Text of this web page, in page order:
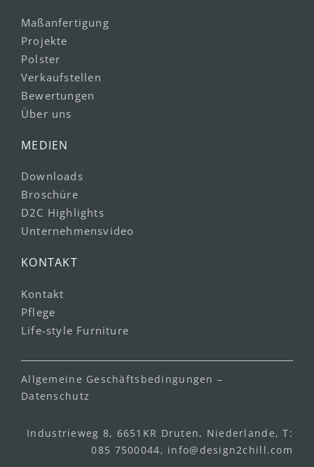
Maßanfertigung
Projekte
Polster
Verkaufstellen
Bewertungen
Über uns
MEDIEN
Downloads
Broschüre
D2C Highlights
Unternehmensvideo
KONTAKT
Kontakt
Pflege
Life-style Furniture
Allgemeine Geschäftsbedingungen –
Datenschutz
Industrieweg 8, 6651KR Druten, Niederlande, T:
085 7500044, info@design2chill.com